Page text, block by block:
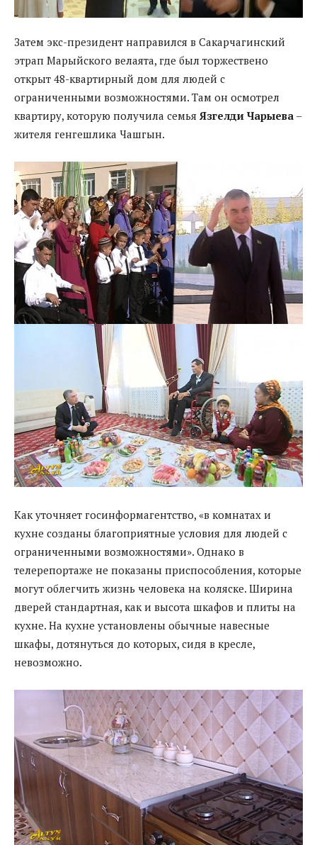
Затем экс-президент направился в Сакарчагинский
этрап Марыйского велаята, где был торжествено
открыт 48-квартирный дом для людей с
ограниченными возможностями. Там он осмотрел
квартиру, которую получила семья Язгелди Чарыева –
жителя генгешлика Чашгын.
Как уточняет госинформагентство, «в комнатах и
кухне созданы благоприятные условия для людей с
ограниченными возможностями». Однако в
телерепортаже не показаны приспособления, которые
могут облегчить жизнь человека на коляске. Ширина
дверей стандартная, как и высота шкафов и плиты на
кухне. На кухне установлены обычные навесные
шкафы, дотянуться до которых, сидя в кресле,
невозможно.